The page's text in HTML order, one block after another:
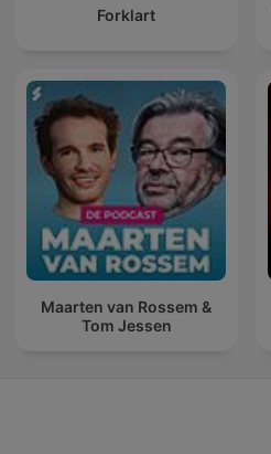
Forklart
Maarten van Rossem &
Tom Jessen